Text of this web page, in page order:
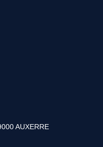
AUXERRE